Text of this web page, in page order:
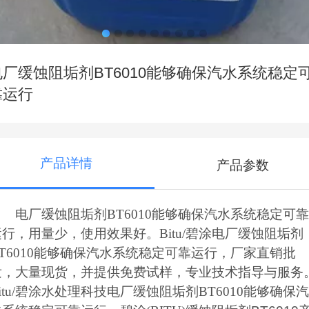
缓蚀阻垢剂BT6010能够确保汽水系统稳定
行
产品详情 产品参数
厂缓蚀阻垢剂BT6010能够确保汽水系统稳定可靠
，用量少，使用效果好。Bitu/碧涂电厂缓蚀阻垢剂
能够确保汽水系统稳定可靠运行，厂家直销批
大量现货，并提供免费试样，专业技术指导与服务
碧涂水处理科技电厂缓蚀阻垢剂BT6010能够确保汽